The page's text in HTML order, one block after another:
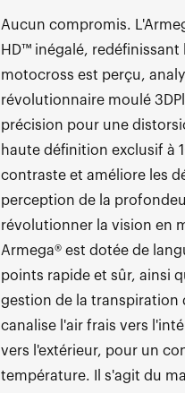
Aucun compromis.
HD™ inégalé,
motocross est perçu,
révolutionnaire moulé
précision pour une
haute définition exclusif à
contraste et améliore les
perception de la
révolutionner la vision en
Armega® est dotée de
points rapide et sûr, ainsi
gestion de la transpiration
canalise l'air frais vers
vers l'extérieur, pour un
température. Il s'agit du